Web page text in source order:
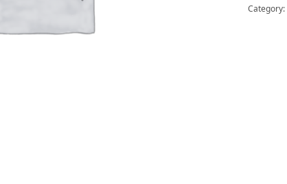
Category: